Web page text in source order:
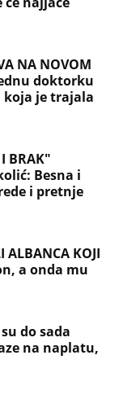
NA NOVOM
doktorku
koja je trajala
I BRAK"
Besna i
i pretnje
ALBANCA KOJI
a onda mu
su do sada
na naplatu,